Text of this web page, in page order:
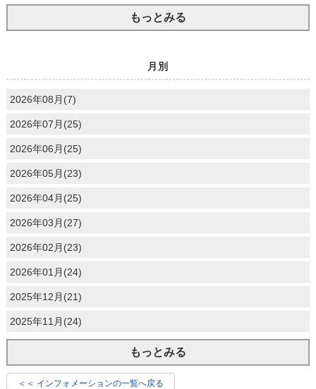
もっとみる
月別
2026年08月(7)
2026年07月(25)
2026年06月(25)
2026年05月(23)
2026年04月(25)
2026年03月(27)
2026年02月(23)
2026年01月(24)
2025年12月(21)
2025年11月(24)
もっとみる
＜＜ インフォメーションの一覧へ戻る